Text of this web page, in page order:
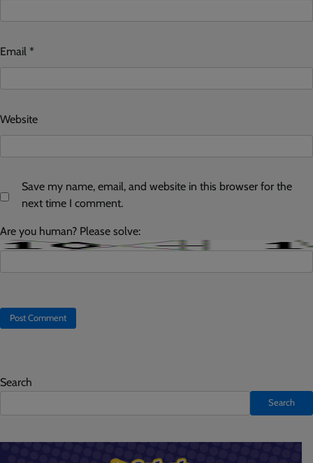
Email *
Website
Save my name, email, and website in this browser for the
next time I comment.
Are you human? Please solve:
Search
Search